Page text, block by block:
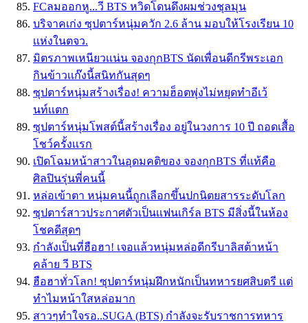
FCลมออกหู...วี BTS หวิดโดนดึงผมช่วงชุลมุน
บริจาคเก่ง ซุปตาร์หนุ่มควัก 2.6 ล้าน มอบให้โรงเรียน 10
เเห่งในตจว.
มิตรภาพเหนียวเเน่น จองกุกBTS นัดเพื่อนดีกรีพระเอก
กินข้าวเเก๊งนี้สนิทกันสุดๆ
ซุปตาร์หนุ่มสร้างเรื่อง! ความฮ็อตพุ่งไม่หยุดทำอีเว้
นท์เเตก
ซุปตาร์หนุ่มโพสต์นี้สร้างเรื่อง อยู่ในวงการ 10 ปี ถอดเสื้อ
โชว์ครั้งเเรก
เปิดโฉมหน้าสาวในอุดมคติของ จองกุกBTS ที่เเท้คือ
ศิลปินรุ่นพี่คนนี้
หล่อเข้าตา หนุ่มคนนี้ถูกเลือกขึ้นปกนิตยสารระดับโลก
ซุปตาร์สาวประกาศตัวเป็นเเฟนเกิร์ล BTS มีสิ่งนี้ในห้อง
โชคดีสุดๆ
กำลังเป็นที่ฮือฮา! เจอเเล้วหนุ่มหล่อดีกรีบาลิสต้าหน้า
คล้าย วี BTS
ฮือฮาทั่วโลก! ซุปตาร์หนุ่มฝึกหนักเป็นทหารยศสิบตรี เเต่
ทำไมหน้าใสหล่อมาก
สาวๆทำใจรอ..SUGA (BTS) กำลังจะรับราชการทหาร